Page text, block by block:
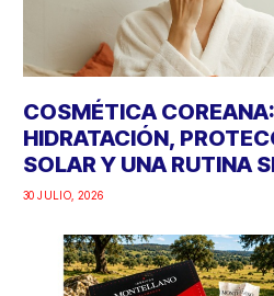
COSMÉTICA COREANA:
HIDRATACIÓN,
SOLAR Y UNA RUTINA
30 JULIO, 2026